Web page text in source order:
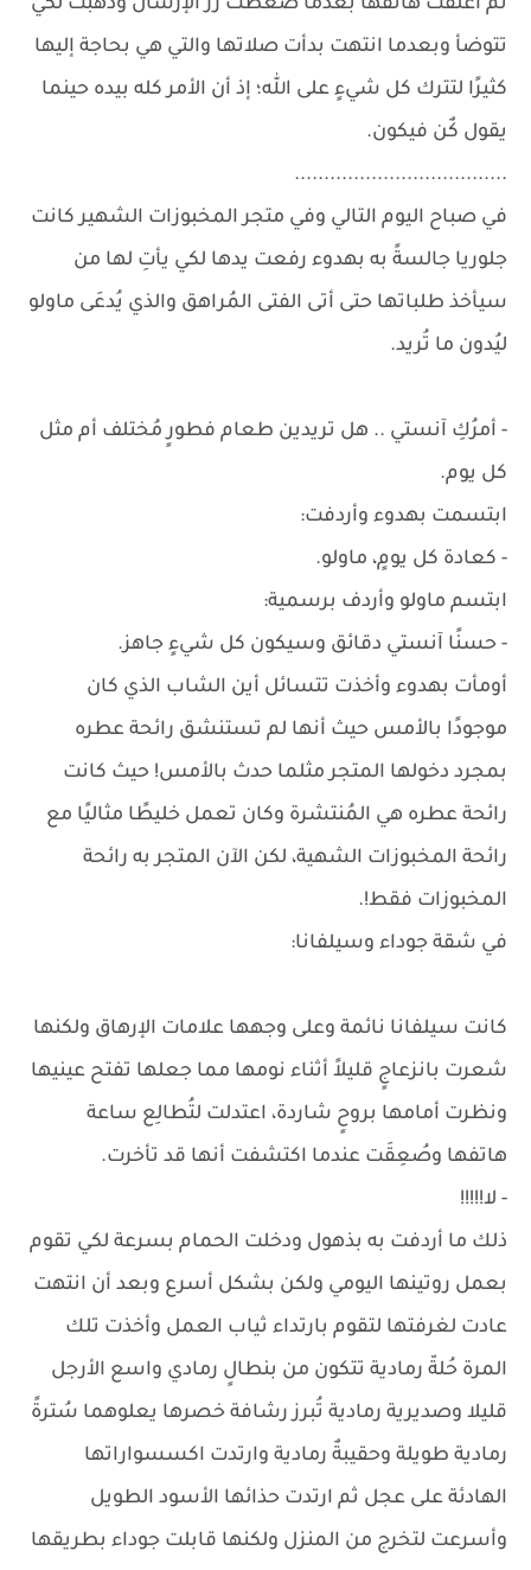
ثم أغلقت هاتفها بعدما ضغطت زر الإرسال وذهبت لكي
تتوضأ وبعدما انتهت بدأت صلاتها والتي هي بحاجة إليها
كثيرًا لتترك كل شيءٍ على الله؛ إذ أن الأمر كله بيده حينما
يقول كٌن فيكون.
....................................
في صباح اليوم التالي وفي متجر المخبوزات الشهير كانت
جلوريا جالسةً به بهدوء رفعت يدها لكي يأتِ لها من
سيأخذ طلباتها حتى أتى الفتى المُراهق والذي يُدعَى ماولو
ليُدون ما تُريد.
- أمرُكِ آنستي .. هل تريدين طعام فطورٍ مُختلف أم مثل
كل يوم.
ابتسمت بهدوء وأردفت:
- كعادة كل يومٍ، ماولو.
ابتسم ماولو وأردف برسمية:
- حسنًا آنستي دقائق وسيكون كل شيءٍ جاهز.
أومأت بهدوء وأخذت تتسائل أين الشاب الذي كان
موجودًا بالأمس حيث أنها لم تستنشق رائحة عطره
بمجرد دخولها المتجر مثلما حدث بالأمس! حيث كانت
رائحة عطره هي المُنتشرة وكان تعمل خليطًا مثاليًا مع
رائحة المخبوزات الشهية، لكن الآن المتجر به رائحة
المخبوزات فقط!.
في شقة جوداء وسيلفانا:
كانت سيلفانا نائمة وعلى وجهها علامات الإرهاق ولكنها
شعرت بانزعاجٍ قليلاً أثناء نومها مما جعلها تفتح عينيها
ونظرت أمامها بروحٍ شاردة، اعتدلت لتُطالِع ساعة
هاتفها وصُعِقَت عندما اكتشفت أنها قد تأخرت.
- لا!!!!!
ذلك ما أردفت به بذهول ودخلت الحمام بسرعة لكي تقوم
بعمل روتينها اليومي ولكن بشكل أسرع وبعد أن انتهت
عادت لغرفتها لتقوم بارتداء ثياب العمل وأخذت تلك
المرة حُلةّ رمادية تتكون من بنطالٍ رمادي واسع الأرجل
قليلا وصديرية رمادية تُبرز رشافة خصرها يعلوهما سُترةً
رمادية طويلة وحقيبةٌ رمادية وارتدت اكسسواراتها
الهادئة على عجل ثم ارتدت حذائها الأسود الطويل
وأسرعت لتخرج من المنزل ولكنها قابلت جوداء بطريقها